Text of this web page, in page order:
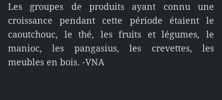
Les groupes de produits ayant connu une
croissance pendant cette période étaient le
caoutchouc, le thé, les fruits et légumes, le
manioc, les pangasius, les crevettes, les
meubles en bois. -VNA